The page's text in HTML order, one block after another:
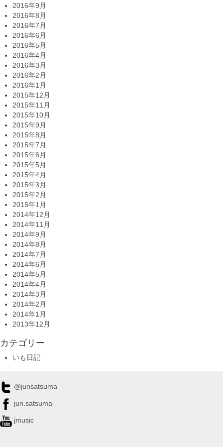
2016年9月
2016年8月
2016年7月
2016年6月
2016年5月
2016年4月
2016年3月
2016年2月
2016年1月
2015年12月
2015年11月
2015年10月
2015年9月
2015年8月
2015年7月
2015年6月
2015年5月
2015年4月
2015年3月
2015年2月
2015年1月
2014年12月
2014年11月
2014年9月
2014年8月
2014年7月
2014年6月
2014年5月
2014年4月
2014年3月
2014年2月
2014年1月
2013年12月
カテゴリー
いも日記
@junsatsuma
jun.satsuma
jmusic